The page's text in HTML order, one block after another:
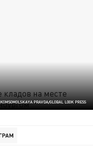
KOMSOMOLSKAYA PRAVDA/GLOBAL LOOK PRESS